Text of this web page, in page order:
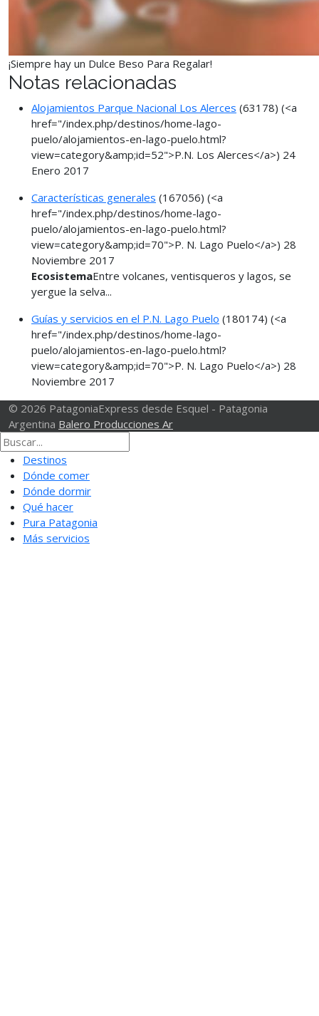
¡Siempre hay un Dulce Beso Para Regalar!
Notas relacionadas
Alojamientos Parque Nacional Los Alerces (63178) (<a
href="/index.php/destinos/home-lago-
puelo/alojamientos-en-lago-puelo.html?
view=category&amp;id=52">P.N. Los Alerces</a>) 24
Enero 2017
Características generales (167056) (<a
href="/index.php/destinos/home-lago-
puelo/alojamientos-en-lago-puelo.html?
view=category&amp;id=70">P. N. Lago Puelo</a>) 28
Noviembre 2017
EcosistemaEntre volcanes, ventisqueros y lagos, se
yergue la selva...
Guías y servicios en el P.N. Lago Puelo (180174) (<a
href="/index.php/destinos/home-lago-
puelo/alojamientos-en-lago-puelo.html?
view=category&amp;id=70">P. N. Lago Puelo</a>) 28
Noviembre 2017
© 2026 PatagoniaExpress desde Esquel - Patagonia
Argentina Balero Producciones Ar
Destinos
Dónde comer
Dónde dormir
Qué hacer
Pura Patagonia
Más servicios